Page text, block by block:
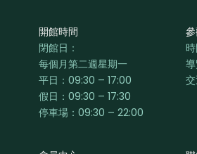
開館時間
閉館日：
每個月第二週星期一
平日： 09:30 – 17:00
假日：09:30 – 17:30
停車場：09:30 – 22:00